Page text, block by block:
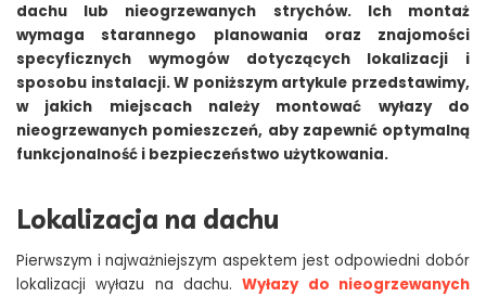
dachu lub nieogrzewanych strychów. Ich montaż
wymaga starannego planowania oraz znajomości
specyficznych wymogów dotyczących lokalizacji i
sposobu instalacji. W poniższym artykule przedstawimy,
w jakich miejscach należy montować wyłazy do
nieogrzewanych pomieszczeń, aby zapewnić optymalną
funkcjonalność i bezpieczeństwo użytkowania.
Lokalizacja na dachu
Pierwszym i najważniejszym aspektem jest odpowiedni dobór
lokalizacji wyłazu na dachu.Wyłazy do nieogrzewanych